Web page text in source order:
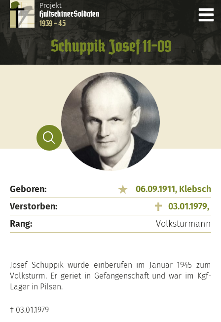
Projekt
HultschinerSoldaten
1939 - 45
Schuppik Josef 11-09
Geboren:
06.09.1911, Klebsch
Verstorben:
03.01.1979,
Rang:
Volksturmann
Josef Schuppik wurde einberufen im Januar 1945 zum
Volksturm. Er geriet in Gefangenschaft und war im Kgf-
Lager in Pilsen.
† 03.01.1979